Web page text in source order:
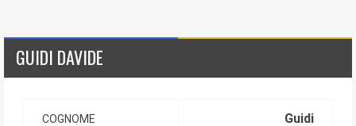
GUIDI DAVIDE
COGNOME Guidi